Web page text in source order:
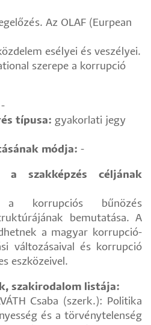
Az OLAF (Eurpean
esélyei és veszélyei.
szerepe a korrupció
-
típusa: gyakorlati jegy
módja: -
szakképzés céljának
korrupciós bűnözés
bemutatása. A
a magyar korrupció-
változásaival és korrupció
eszközeivel.
szakirodalom listája:
Csaba (szerk.): Politika
és a törvénytelenség